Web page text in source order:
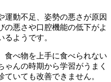
運動不足、姿勢の悪さが原因
の悪さや口腔機能の低下がよ
るようです。
食べ物を上手に食べられない
んの時期から学習がうまく
いても改善できません。